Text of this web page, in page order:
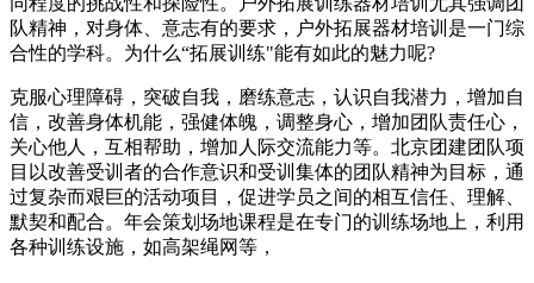
队精神，对身体、意志有的要求，户外拓展器材培训是一门综
合性的学科。为什么“拓展训练"能有如此的魅力呢?
克服心理障碍，突破自我，磨练意志，认识自我潜力，增加自
信，改善身体机能，强健体魄，调整身心，增加团队责任心，
关心他人，互相帮助，增加人际交流能力等。北京团建团队项
目以改善受训者的合作意识和受训集体的团队精神为目标，通
过复杂而艰巨的活动项目，促进学员之间的相互信任、理解、
默契和配合。年会策划场地课程是在专门的训练场地上，利用
各种训练设施，如高架绳网等，